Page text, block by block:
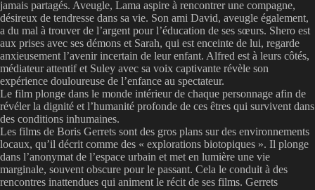
jamais partagés. Aveugle, Lama aspire à rencontrer une compagne,
désireux de tendresse dans sa vie. Son ami David, aveugle également,
a du mal à trouver de l’argent pour l’éducation de ses sœurs. Shero est
aux prises avec ses démons et Sarah, qui est enceinte de lui, regarde
anxieusement l’avenir incertain de leur enfant. Alfred est à leurs côtés,
médiateur attentif et Suley avec sa voix captivante révèle son
expérience douloureuse de l’enfance au spectateur.
Le film plonge dans le monde intérieur de chaque personnage afin de
révéler la dignité et l’humanité profonde de ces êtres qui survivent dans
des conditions inhumaines.
Les films de Boris Gerrets sont des gros plans sur des environnements
locaux, qu’il décrit comme des « explorations biotopiques ». Il plonge
dans l’anonymat de l’espace urbain et met en lumière une vie
marginale, souvent obscure pour le passant. Cela le conduit à des
rencontres inattendues qui animent le récit de ses films. Gerrets